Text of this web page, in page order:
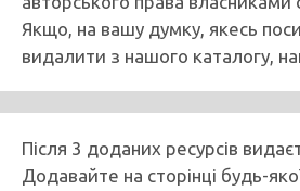
Якщо, на вашу думку, якесь
видалити з нашого каталогу,
Після 3 доданих ресурсів
Додавайте на сторінці будь-